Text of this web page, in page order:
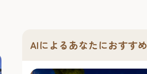
AIによるあなたにおすすめ